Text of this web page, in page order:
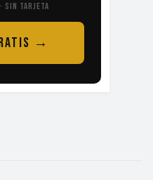
SIN TARJETA
→